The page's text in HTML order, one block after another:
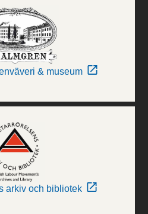
& museum
arkiv och bibliotek